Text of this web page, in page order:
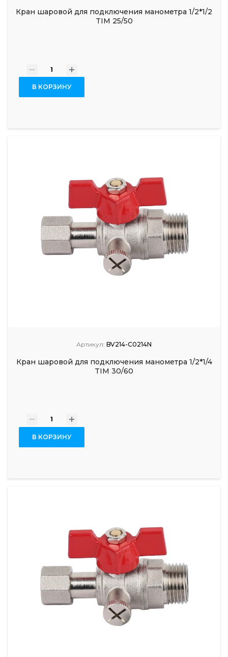
Кран шаровой для подключения манометра 1/2*1/2
TIM 25/50
- +
В КОРЗИНУ
Артикул: BV214-C0214N
Кран шаровой для подключения манометра 1/2*1/4
TIM 30/60
- +
В КОРЗИНУ